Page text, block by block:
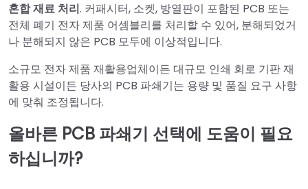
혼합 재료 처리. 커패시터, 소켓, 방열판이 포함된 PCB 또는
전체 폐기 전자 제품 어셈블리를 처리할 수 있어, 분해되었거
나 분해되지 않은 PCB 모두에 이상적입니다.
소규모 전자 제품 재활용업체이든 대규모 인쇄 회로 기판 재
활용 시설이든 당사의 PCB 파쇄기는 용량 및 품질 요구 사항
에 맞춰 조정됩니다.
올바른 PCB 파쇄기 선택에 도움이 필요
하십니까?